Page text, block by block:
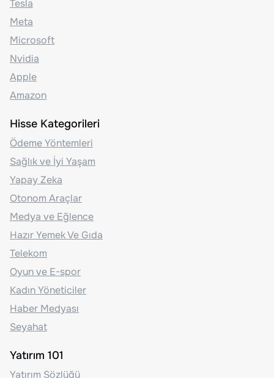
Tesla
Meta
Microsoft
Nvidia
Apple
Amazon
Hisse Kategorileri
Ödeme Yöntemleri
Sağlık ve İyi Yaşam
Yapay Zeka
Otonom Araçlar
Medya ve Eğlence
Hazır Yemek Ve Gıda
Telekom
Oyun ve E-spor
Kadın Yöneticiler
Haber Medyası
Seyahat
Yatırım 101
Yatırım Sözlüğü